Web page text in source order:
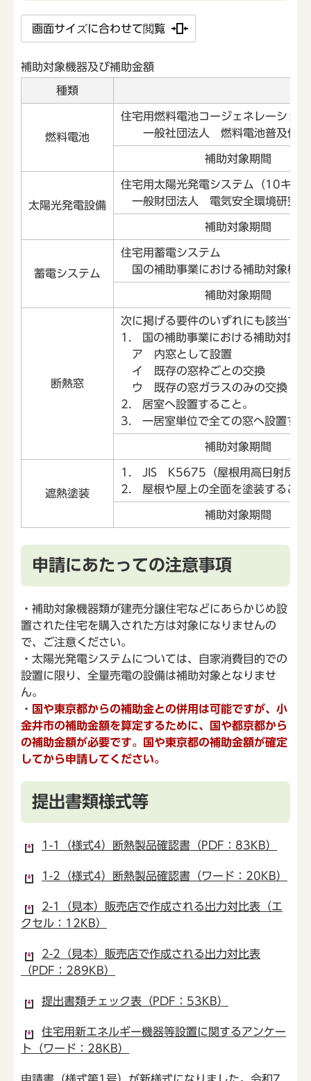
画面サイズに合わせて閲覧
補助対象機器及び補助金額
種類
燃料電池
住宅用燃料電池コージェネレーショ
一般社団法人 燃料電池普及促進協
補助対象期間
太陽光発電設備
住宅用太陽光発電システム（10キロ
一般財団法人 電気安全環境研究所
補助対象期間
蓄電システム
住宅用蓄電システム
国の補助事業における補助対象機
補助対象期間
断熱窓
次に掲げる要件のいずれにも該当す
1. 国の補助事業における補助対象機
ア 内窓として設置
イ 既存の窓枠ごとの交換
ウ 既存の窓ガラスのみの交換
2. 居室へ設置すること。
3. 一居室単位で全ての窓へ設置する
補助対象期間
遮熱塗装
1. JIS K5675（屋根用高日射反射率
2. 屋根や屋上の全面を塗装すること
補助対象期間
申請にあたっての注意事項
・補助対象機器類が建売分譲住宅などにあらかじめ設
置された住宅を購入された方は対象になりませんの
で、ご注意ください。
・太陽光発電システムについては、自家消費目的での
設置に限り、全量売電の設備は補助対象となりませ
ん。
・ 国や東京都からの補助金との併用は可能ですが、小
金井市の補助金額を算定するために、国や都京都から
の補助金額が必要です。国や東京都の補助金額が確定
してから申請してください。
提出書類様式等
1-1（様式4）断熱製品確認書（PDF：83KB）
1-2（様式4）断熱製品確認書（ワード：20KB）
2-1（見本）販売店で作成される出力対比表（エ
クセル：12KB）
2-2（見本）販売店で作成される出力対比表
（PDF：289KB）
提出書類チェック表（PDF：53KB）
住宅用新エネルギー機器等設置に関するアンケー
ト（ワード：28KB）
申請書（様式第1号）が新様式になりました。令和7